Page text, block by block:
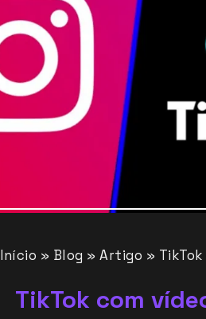
Início » Blog » Artigo »
TikTok com